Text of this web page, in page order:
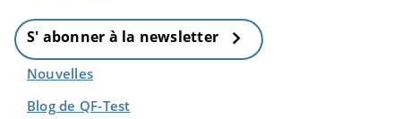
S' abonner à la newsletter
Nouvelles
Blog de QF-Test